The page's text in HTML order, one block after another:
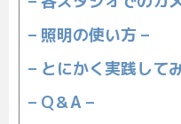
– 照明の使い方 –
– とにかく実践して
– Q＆A –